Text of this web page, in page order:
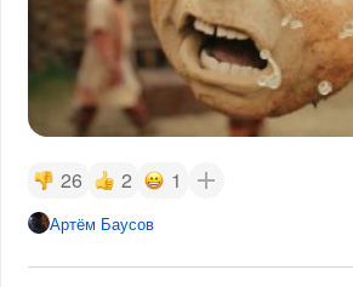
26 2 1
Артём Баусов